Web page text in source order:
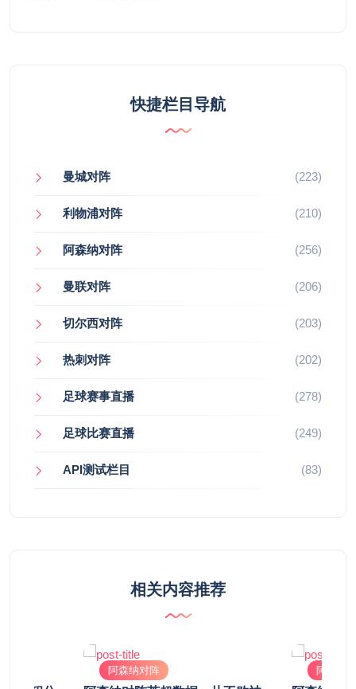
快捷栏目导航
曼城对阵 (223)
利物浦对阵 (210)
阿森纳对阵 (256)
曼联对阵 (206)
切尔西对阵 (203)
热刺对阵 (202)
足球赛事直播 (278)
足球比赛直播 (249)
API测试栏目 (83)
相关内容推荐
阿森纳对阵 阿森纳